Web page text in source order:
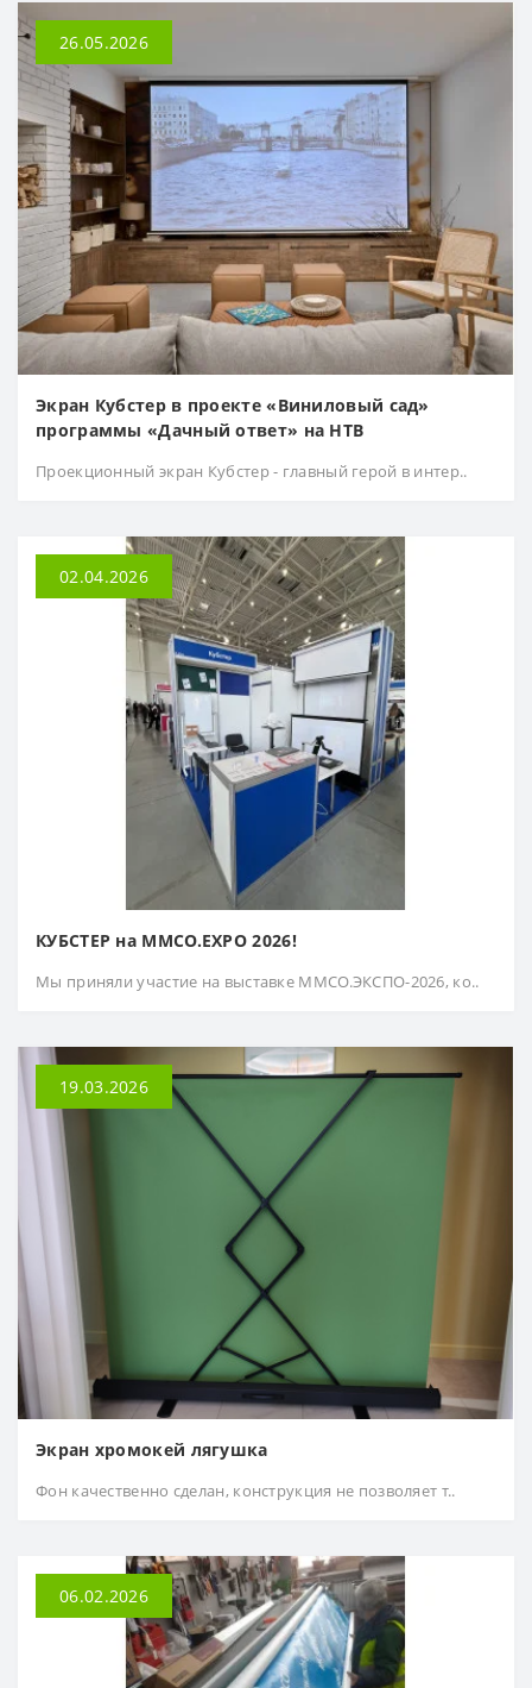
26.05.2026
Экран Кубстер в проекте «Виниловый сад»
программы «Дачный ответ» на НТВ
Проекционный экран Кубстер - главный герой в интер..
02.04.2026
КУБСТЕР на ММСО.EXPO 2026!
Мы приняли участие на выставке ММСО.ЭКСПО-2026, ко..
19.03.2026
Экран хромокей лягушка
Фон качественно сделан, конструкция не позволяет т..
06.02.2026